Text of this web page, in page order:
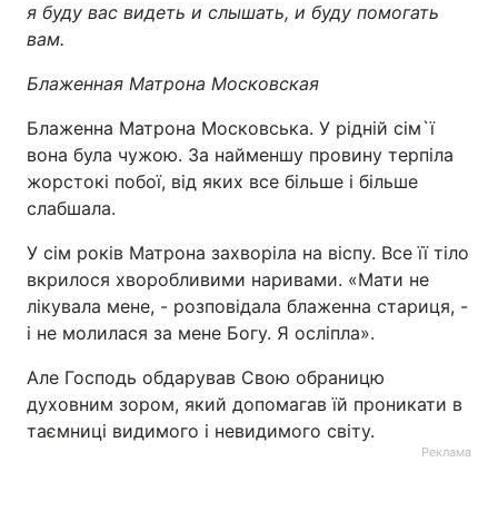
я буду вас видеть и слышать, и буду помогать
вам.
Блаженная Матрона Московская
Блаженна Матрона Московська. У рідній сім`ї
вона була чужою. За найменшу провину терпіла
жорстокі побої, від яких все більше і більше
слабшала.
У сім років Матрона захворіла на віспу. Все її тіло
вкрилося хворобливими наривами. «Мати не
лікувала мене, - розповідала блаженна стариця, -
і не молилася за мене Богу. Я осліпла».
Але Господь обдарував Свою обраницю
духовним зором, який допомагав їй проникати в
таємниці видимого і невидимого світу.
Реклама